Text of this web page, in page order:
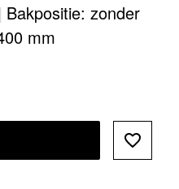
| Bakpositie: zonder
mm